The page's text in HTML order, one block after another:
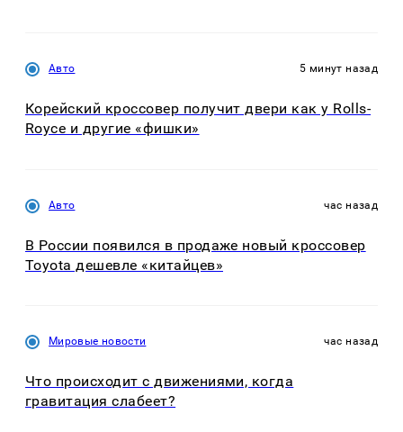
Авто 5 минут назад
Корейский кроссовер получит двери как у Rolls-
Royce и другие «фишки»
Авто час назад
В России появился в продаже новый кроссовер
Toyota дешевле «китайцев»
Мировые новости час назад
Что происходит с движениями, когда
гравитация слабеет?